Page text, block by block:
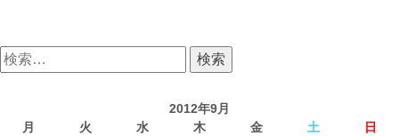
検
索:
2012年9月
月
火 水 木 金 土
日